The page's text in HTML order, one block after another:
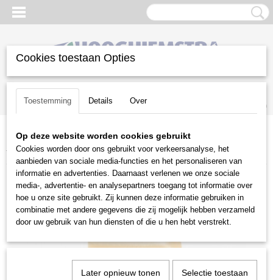
Inloggen Registreren
(0)
Home >Reiniging> Hogedrukreinigers >Toebehoren
toebehoren>Stihl universele reiniger CP 200
Cookies toestaan Opties
Toestemming Details Over
Op deze website worden cookies gebruikt
Cookies worden door ons gebruikt voor verkeersanalyse, het
aanbieden van sociale media-functies en het personaliseren van
informatie en advertenties. Daarnaast verlenen we onze sociale
media-, advertentie- en analysepartners toegang tot informatie over
hoe u onze site gebruikt. Zij kunnen deze informatie gebruiken in
combinatie met andere gegevens die zij mogelijk hebben verzameld
door uw gebruik van hun diensten of die u hen hebt verstrekt.
Later opnieuw tonen Selectie toestaan